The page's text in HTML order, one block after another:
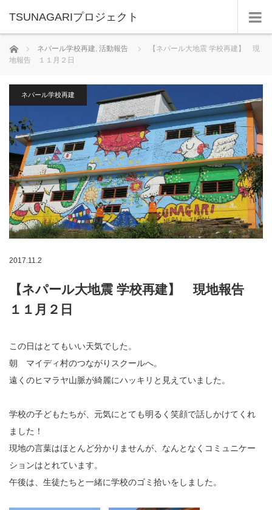
TSUNAGARIプロジェクト
ホーム ネパール学校再建, 活動報告
【ネパール大地震 学校再建】 現
地報告 １１月２日
ネパール学校再建
2017.11.2
【ネパール大地震 学校再建】 現地報告
１１月２日
この日はとてもいい天気でした。
朝 マイディ村のつながりスクールへ。
遠くのヒマラヤ山脈が綺麗にハッキリと見えていました。
学校の子どもたちが、元気にとても明るく笑顔で話しかけてくれ
ました！
現地の言葉はほとんど分かりませんが、なんとなくコミュニケー
ションはとれています。
午後は、生徒たちと一緒に学校のゴミ拾いをしました。